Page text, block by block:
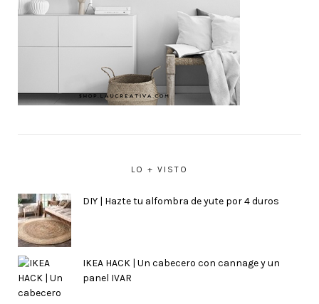
LO + VISTO
DIY | Hazte tu alfombra de yute por 4 duros
IKEA HACK | Un cabecero con cannage y un
panel IVAR